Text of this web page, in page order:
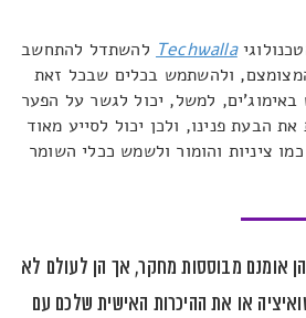
Techwalla להשתדל להתחשב
ולהשתמש בכלים שבכל זאת
באימוג'ים, למשל, יכול לגשר על הפער
הבעת פנינו, ולכן יכול לסייע מאוד
ציניות והומור ולשמש ככלי השומר
אומנם מבוססות מחקר, אך הן לעולם לא
או את ההיכרות האישית שלכם עם